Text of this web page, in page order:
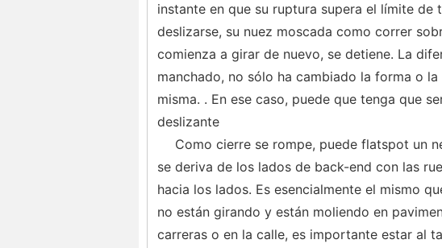
instante en que su ruptura supera el límite
deslizarse, su nuez moscada como correr
comienza a girar de nuevo, se detiene. La
manchado, no sólo ha cambiado la forma o
misma. . En ese caso, puede que tenga que
deslizante
Como cierre se rompe, puede flatspot un
se deriva de los lados de back-end con las
hacia los lados. Es esencialmente el mismo
no están girando y están moliendo en
carreras o en la calle, es importante estar al